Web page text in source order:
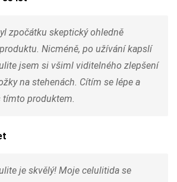
zpočátku skeptický ohledně
Nicméně, po užívání kapslí
jsem si všiml viditelného zlepšení
na stehenách. Cítím se lépe a
produktem.
je skvělý! Moje celulitida se